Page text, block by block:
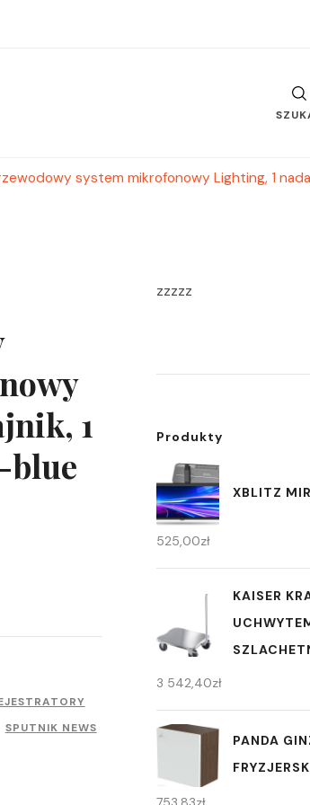
system mikrofonowy Lighting, 1
1
blue
SPUTNIK NEWS
zzzzz
Produkty
XBLITZ
525,00zł
KAISER
3 542,40zł
PANDA